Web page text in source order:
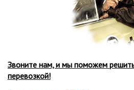
Звоните нам, и мы поможем
перевозкой!